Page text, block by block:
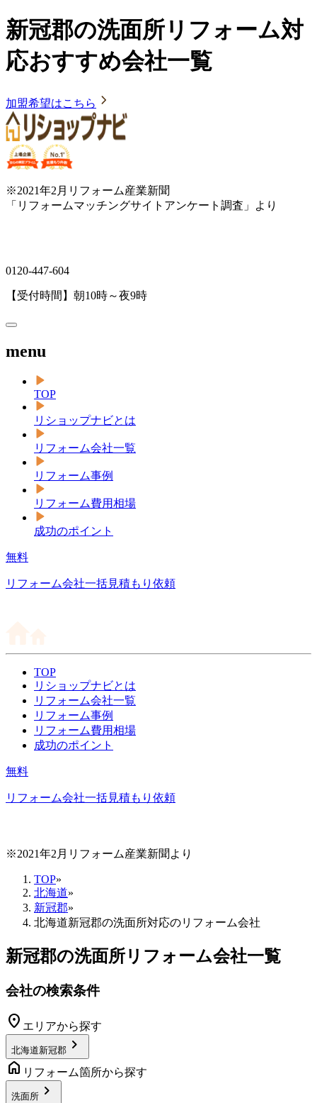
新冠郡の洗面所リフォーム対
応おすすめ会社一覧
加盟希望はこちら
※2021年2月リフォーム産業新聞
「リフォームマッチングサイトアンケート調査」より
0120-447-604
【受付時間】朝10時～夜9時
menu
TOP
リショップナビとは
リフォーム会社一覧
リフォーム事例
リフォーム費用相場
成功のポイント
無料
リフォーム会社一括見積もり依頼
TOP
リショップナビとは
リフォーム会社一覧
リフォーム事例
リフォーム費用相場
成功のポイント
無料
リフォーム会社一括見積もり依頼
※2021年2月リフォーム産業新聞より
TOP»
北海道»
新冠郡»
北海道新冠郡の洗面所対応のリフォーム会社
新冠郡の洗面所リフォーム会社一覧
会社の検索条件
location_on エリアから探す
北海道新冠郡 chevron_right
home リフォーム箇所から探す
洗面所 chevron_right